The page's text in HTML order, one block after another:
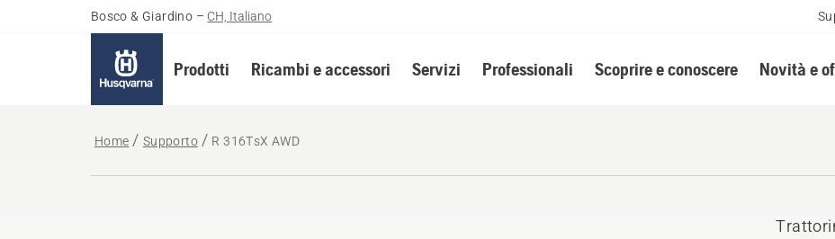
Bosco & Giardino – CH, Italiano
Prodotti Ricambi e accessori Servizi Professionali Scoprire e conoscere Novità e
Home Supporto R 316TsX AWD